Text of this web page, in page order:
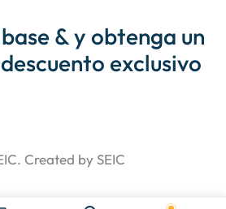
& y obtenga un
descuento exclusivo
. Created by SEIC